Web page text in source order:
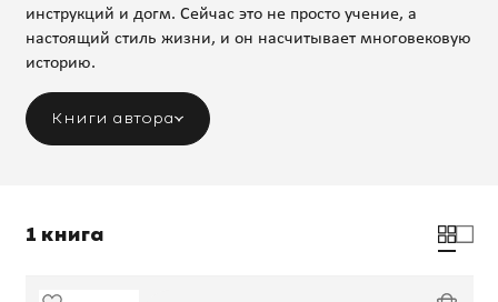
инструкций и догм. Сейчас это не просто учение, а
настоящий стиль жизни, и он насчитывает многовековую
историю.
Книги автора
1 книга